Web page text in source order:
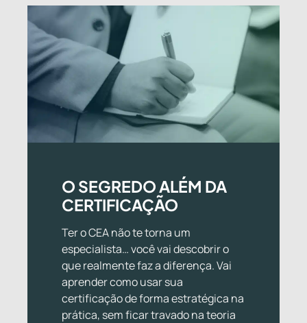
O SEGREDO ALÉM DA
CERTIFICAÇÃO
Ter o CEA não te torna um
especialista… você vai descobrir o
que realmente faz a diferença. Vai
aprender como usar sua
certificação de forma estratégica na
prática, sem ficar travado na teoria